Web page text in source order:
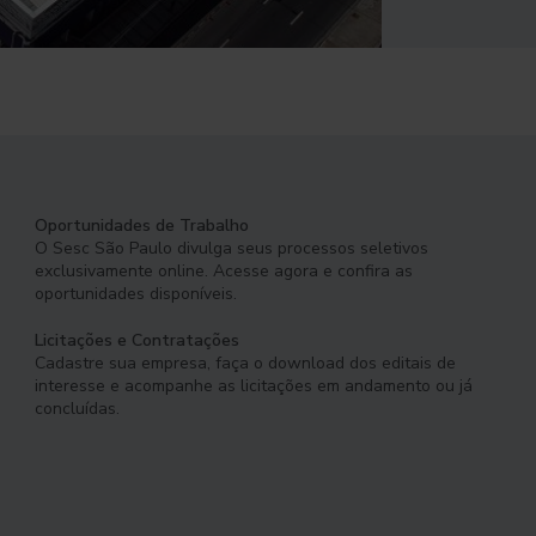
Oportunidades de Trabalho
O Sesc São Paulo divulga seus processos seletivos
exclusivamente online. Acesse agora e confira as
oportunidades disponíveis.
Licitações e Contratações
Cadastre sua empresa, faça o download dos editais de
interesse e acompanhe as licitações em andamento ou já
concluídas.